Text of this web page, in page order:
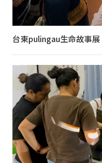
台東pulingau生命故事